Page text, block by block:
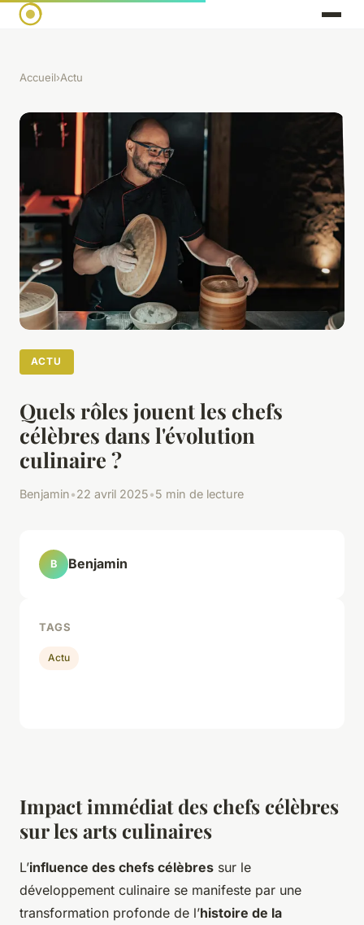
Accueil›Actu
ACTU
Quels rôles jouent les chefs
célèbres dans l'évolution
culinaire ?
Benjamin•22 avril 2025•5 min de lecture
Impact immédiat des chefs célèbres
sur les arts culinaires
L’influence des chefs célèbres sur le
développement culinaire se manifeste par une
transformation profonde de l’histoire de la
B Benjamin
TAGS
Actu